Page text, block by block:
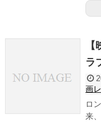
ラ
画
ロ
来